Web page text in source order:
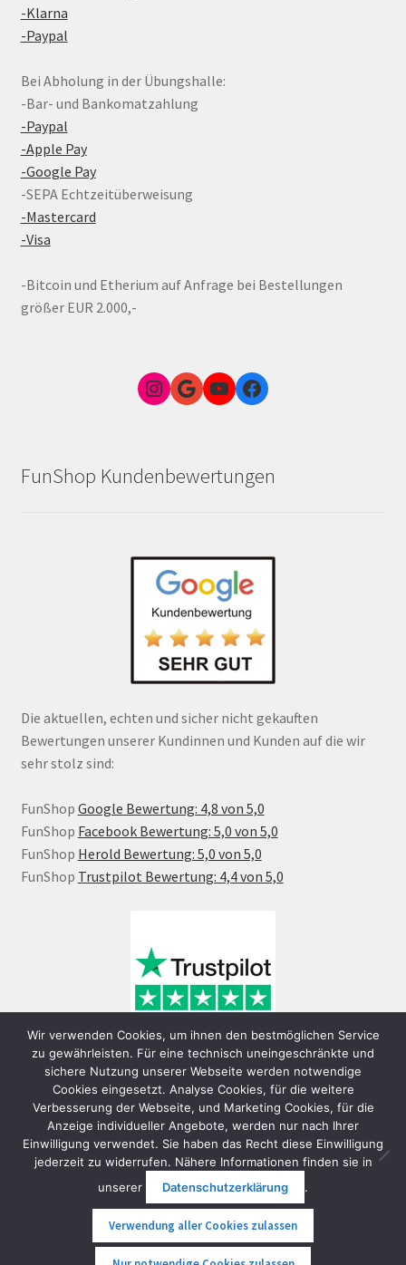
-Klarna
-Paypal
Bei Abholung in der Übungshalle:
-Bar- und Bankomatzahlung
-Paypal
-Apple Pay
-Google Pay
-SEPA Echtzeitüberweisung
-Mastercard
-Visa
-Bitcoin und Etherium auf Anfrage bei Bestellungen
größer EUR 2.000,-
Instagram
Google Link zum FunShop WienYouTubeFacebook
FunShop Kundenbewertungen
Die aktuellen, echten und sicher nicht gekauften
Bewertungen unserer Kundinnen und Kunden auf die wir
sehr stolz sind:
FunShop Google Bewertung: 4,8 von 5,0
FunShop Facebook Bewertung: 5,0 von 5,0
FunShop Herold Bewertung: 5,0 von 5,0
FunShop Trustpilot Bewertung: 4,4 von 5,0
© FunShop Wien - Hochqualitative Elektromobilität 2026
Datenschutzerklärung
Erstellt mit WooCommerce
Wir verwenden Cookies, um ihnen den bestmöglichen Service
zu gewährleisten. Für eine technisch uneingeschränkte und
sichere Nutzung unserer Webseite werden notwendige
Cookies eingesetzt. Analyse Cookies, für die weitere
Verbesserung der Webseite, und Marketing Cookies, für die
Anzeige individueller Angebote, werden nur nach Ihrer
Einwilligung verwendet. Sie haben das Recht diese Einwilligung
jederzeit zu widerrufen. Nähere Informationen finden sie in
unserer
Datenschutzerklärung .
Verwendung aller Cookies zulassen